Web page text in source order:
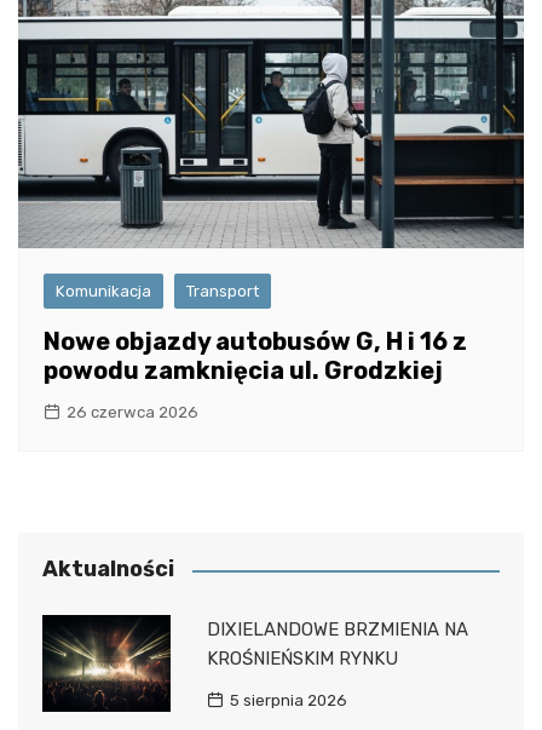
Komunikacja Transport
Nowe objazdy autobusów G, H i 16 z
powodu zamknięcia ul. Grodzkiej
26 czerwca 2026
Aktualności
DIXIELANDOWE BRZMIENIA NA
KROŚNIEŃSKIM RYNKU
5 sierpnia 2026